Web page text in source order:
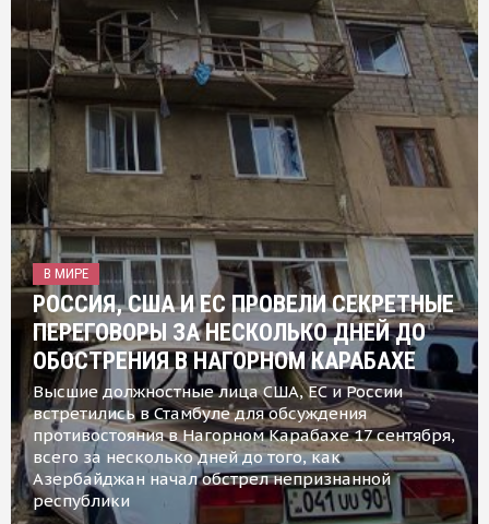
В МИРЕ
РОССИЯ, США И ЕС ПРОВЕЛИ СЕКРЕТНЫЕ
ПЕРЕГОВОРЫ ЗА НЕСКОЛЬКО ДНЕЙ ДО
ОБОСТРЕНИЯ В НАГОРНОМ КАРАБАХЕ
Высшие должностные лица США, ЕС и России
встретились в Стамбуле для обсуждения
противостояния в Нагорном Карабахе 17 сентября,
всего за несколько дней до того, как
Азербайджан начал обстрел непризнанной
республики